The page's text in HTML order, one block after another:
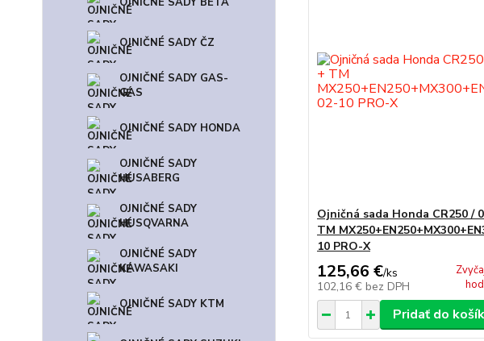
OJNIČNÉ SADY ČZ
OJNIČNÉ SADY GAS-
GAS
OJNIČNÉ SADY HONDA
OJNIČNÉ SADY
HUSABERG
OJNIČNÉ SADY
HUSQVARNA
OJNIČNÉ SADY
KAWASAKI
OJNIČNÉ SADY KTM
Ojničná sada Honda CR250 /
TM
10 PRO-X
125,66 €/ks
102,16 € bez DPH
Pridať do